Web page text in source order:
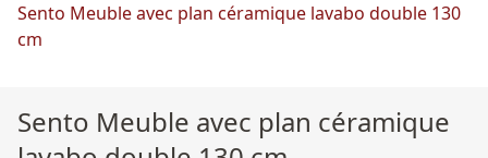
Sento Meuble avec plan céramique lavabo double 130
cm
Sento Meuble avec plan céramique